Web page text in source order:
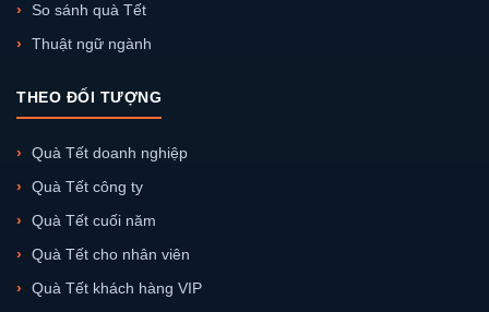
So sánh quà Tết
Thuật ngữ ngành
THEO ĐỐI TƯỢNG
Quà Tết doanh nghiệp
Quà Tết công ty
Quà Tết cuối năm
Quà Tết cho nhân viên
Quà Tết khách hàng VIP